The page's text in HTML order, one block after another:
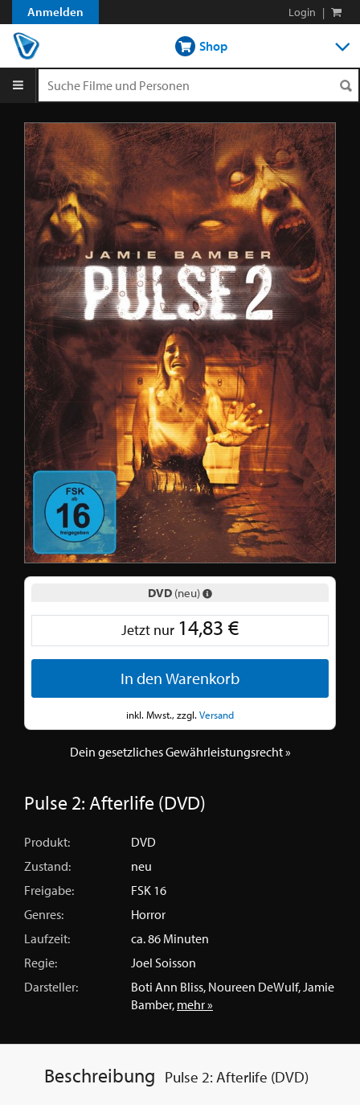
Anmelden Login |
Shop
DVD-Verleih aLaCarte
Streamen
Blog
DVD (neu)
Jetzt nur 14,83 €
In den Warenkorb
inkl. Mwst., zzgl. Versand
Dein gesetzliches Gewährleistungsrecht »
Pulse 2: Afterlife (DVD)
Produkt:
DVD
Zustand:
neu
Freigabe:
FSK 16
Genres:
Horror
Laufzeit:
ca. 86 Minuten
Regie:
Joel Soisson
Darsteller:
Boti Ann Bliss, Noureen DeWulf, Jamie
Bamber, mehr »
Beschreibung Pulse 2: Afterlife (DVD)